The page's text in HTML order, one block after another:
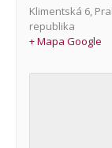
Klimentská 6,
republika
+ Mapa Google